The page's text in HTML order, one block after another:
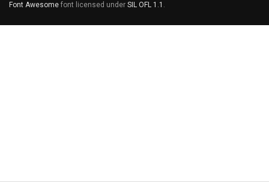
Font Awesome font licensed under SIL OFL 1.1 .